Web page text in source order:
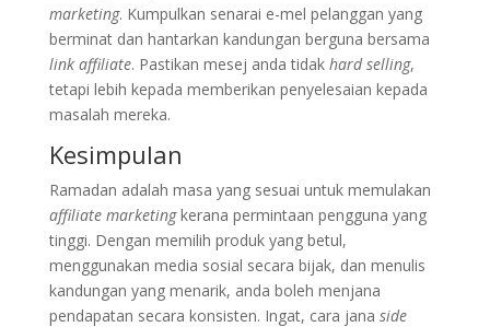
marketing. Kumpulkan senarai e-mel pelanggan yang
berminat dan hantarkan kandungan berguna bersama
link affiliate. Pastikan mesej anda tidak hard selling,
tetapi lebih kepada memberikan penyelesaian kepada
masalah mereka.
Kesimpulan
Ramadan adalah masa yang sesuai untuk memulakan
affiliate marketingkerana permintaan pengguna yang
tinggi. Dengan memilih produk yang betul,
menggunakan media sosial secara bijak, dan menulis
kandungan yang menarik, anda boleh menjana
pendapatan secara konsisten. Ingat, cara jana side